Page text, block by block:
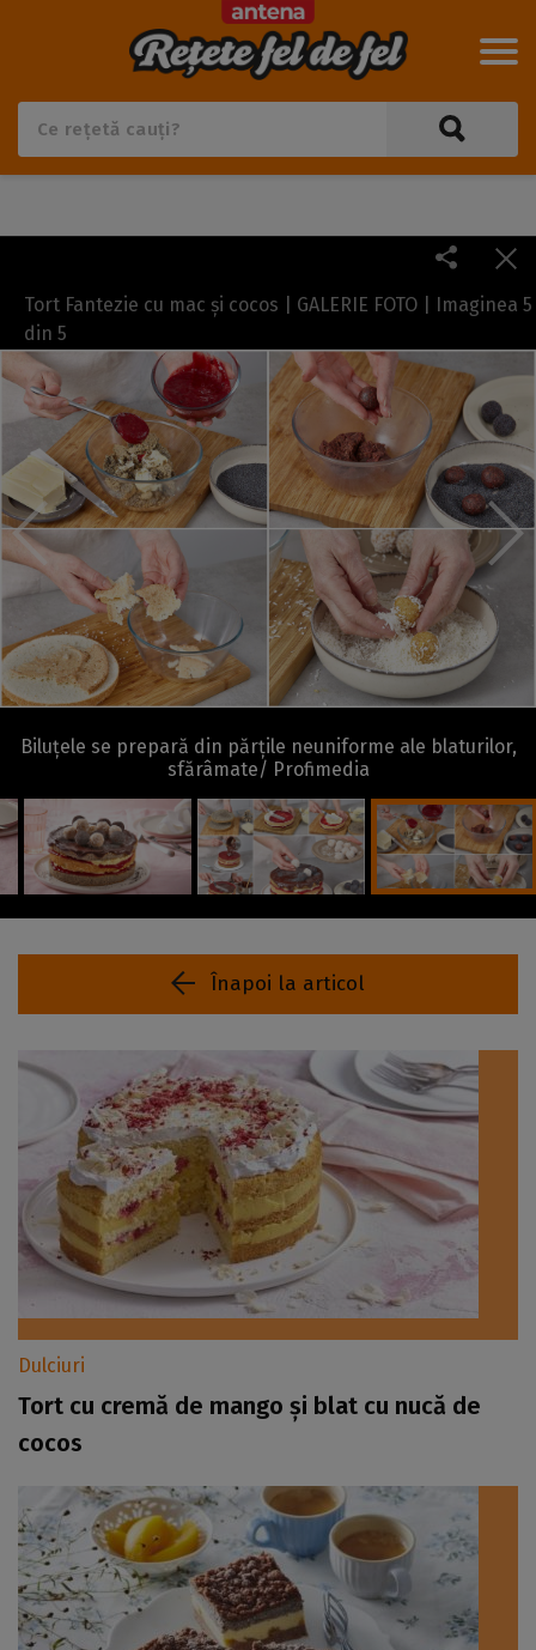
Tort Fantezie cu mac și cocos | GALERIE FOTO | Imaginea 5
din 5
Biluțele se prepară din părțile neuniforme ale blaturilor,
sfărâmate/ Profimedia
Înapoi la articol
Dulciuri
Tort cu cremă de mango și blat cu nucă de
cocos